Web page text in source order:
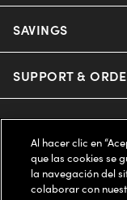
Ray-Ban
Oakley
Oakley Meta
Miu Miu
Our Eyeglasses
Our Sunglasses
Our Contact Lenses
Ray-Ban | Meta
SAVINGS
Offers & Discount
Insurance
FSA & HSA
SUPPORT &
Help Center
Online Order Status
LEGAL
Privacy Policy
COMPANY INFO
Al hacer clic en
que las cookies se
la navegación del
colaborar con